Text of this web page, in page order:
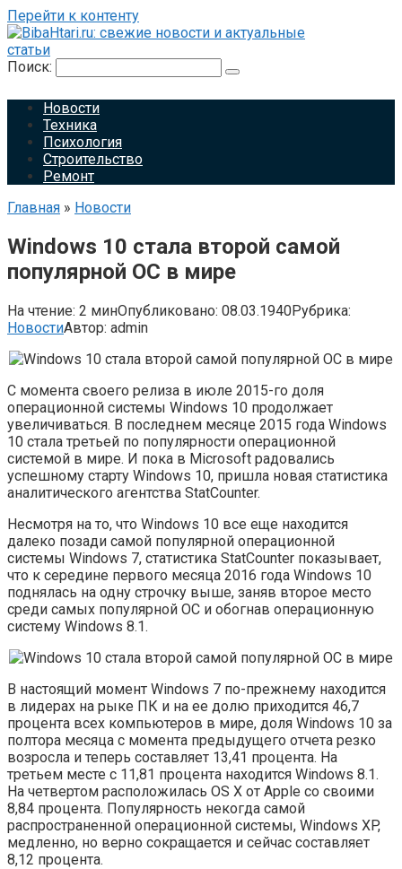
Перейти к контенту
Поиск:
Новости
Техника
Психология
Строительство
Ремонт
Главная » Новости
Windows 10 стала второй самой
популярной ОС в мире
На чтение: 2 минОпубликовано: 08.03.1940Рубрика:
НовостиАвтор: admin
С момента своего релиза в июле 2015-го доля
операционной системы Windows 10 продолжает
увеличиваться. В последнем месяце 2015 года Windows
10 стала третьей по популярности операционной
системой в мире. И пока в Microsoft радовались
успешному старту Windows 10, пришла новая статистика
аналитического агентства StatCounter.
Несмотря на то, что Windows 10 все еще находится
далеко позади самой популярной операционной
системы Windows 7, статистика StatCounter показывает,
что к середине первого месяца 2016 года Windows 10
поднялась на одну строчку выше, заняв второе место
среди самых популярной ОС и обогнав операционную
систему Windows 8.1.
В настоящий момент Windows 7 по-прежнему находится
в лидерах на рыке ПК и на ее долю приходится 46,7
процента всех компьютеров в мире, доля Windows 10 за
полтора месяца с момента предыдущего отчета резко
возросла и теперь составляет 13,41 процента. На
третьем месте с 11,81 процента находится Windows 8.1.
На четвертом расположилась OS X от Apple со своими
8,84 процента. Популярность некогда самой
распространенной операционной системы, Windows XP,
медленно, но верно сокращается и сейчас составляет
8,12 процента.